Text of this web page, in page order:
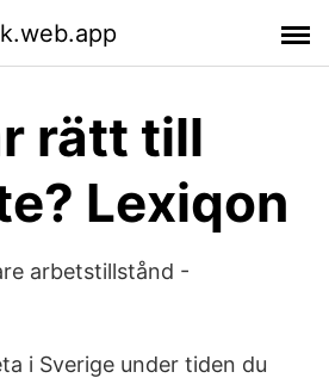
rätt till
Lexiqon
arbetstillstånd -
i Sverige under tiden du